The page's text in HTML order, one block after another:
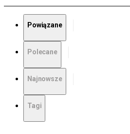
Powiązane
Polecane
Najnowsze
Tagi